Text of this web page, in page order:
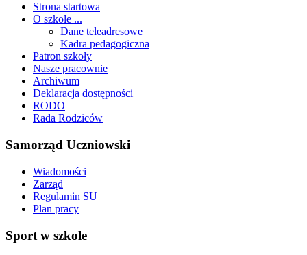
Strona startowa
O szkole ...
Dane teleadresowe
Kadra pedagogiczna
Patron szkoły
Nasze pracownie
Archiwum
Deklaracja dostępności
RODO
Rada Rodziców
Samorząd Uczniowski
Wiadomości
Zarząd
Regulamin SU
Plan pracy
Sport w szkole